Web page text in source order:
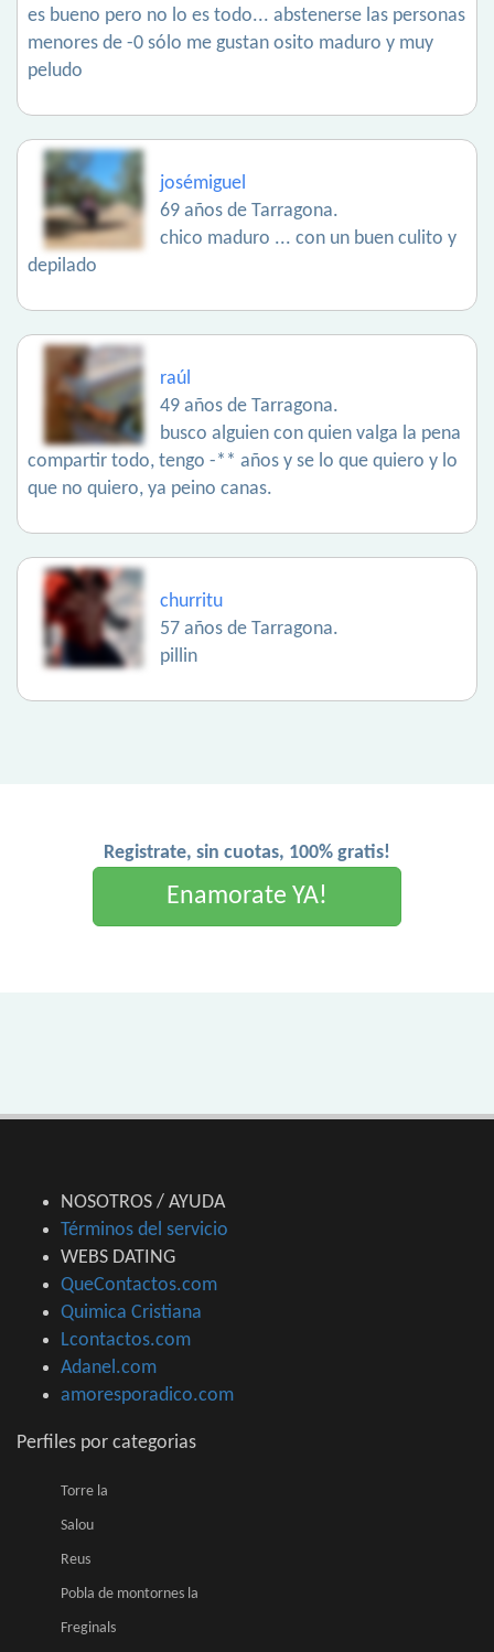
es bueno pero no lo es todo... abstenerse las personas
menores de -0 sólo me gustan osito maduro y muy
peludo
josémiguel
69 años de Tarragona.
chico maduro ... con un buen culito y
depilado
raúl
49 años de Tarragona.
busco alguien con quien valga la pena
compartir todo, tengo -** años y se lo que quiero y lo
que no quiero, ya peino canas.
churritu
57 años de Tarragona.
pillin
Registrate, sin cuotas, 100% gratis!
Enamorate YA!
NOSOTROS / AYUDA
Términos del servicio
WEBS DATING
QueContactos.com
Quimica Cristiana
Lcontactos.com
Adanel.com
amoresporadico.com
Perfiles por categorias
Torre la
Salou
Reus
Pobla de montornes la
Freginals